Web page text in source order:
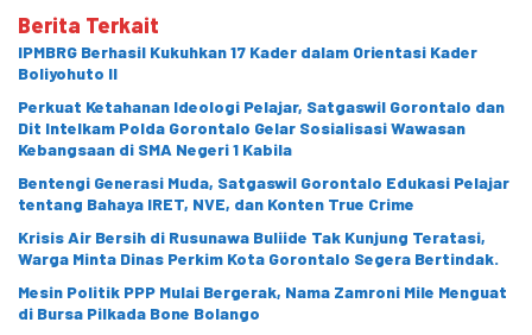
Berita Terkait
IPMBRG Berhasil Kukuhkan 17 Kader dalam Orientasi Kader
Boliyohuto II
Perkuat Ketahanan Ideologi Pelajar, Satgaswil Gorontalo dan
Dit Intelkam Polda Gorontalo Gelar Sosialisasi Wawasan
Kebangsaan di SMA Negeri 1 Kabila
Bentengi Generasi Muda, Satgaswil Gorontalo Edukasi Pelajar
tentang Bahaya IRET, NVE, dan Konten True Crime
Krisis Air Bersih di Rusunawa Buliide Tak Kunjung Teratasi,
Warga Minta Dinas Perkim Kota Gorontalo Segera Bertindak.
Mesin Politik PPP Mulai Bergerak, Nama Zamroni Mile Menguat
di Bursa Pilkada Bone Bolango